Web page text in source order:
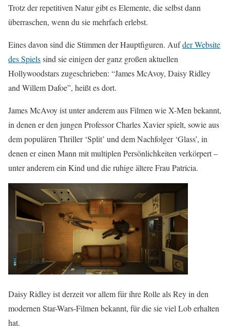
Trotz der repetitiven Natur gibt es Elemente, die selbst dann
überraschen, wenn du sie mehrfach erlebst.
Eines davon sind die Stimmen der Hauptfiguren. Aufder Website
des Spielssind sie einigen der ganz großen aktuellen
Hollywoodstars zugeschrieben: “James McAvoy, Daisy Ridley
and Willem Dafoe”, heißt es dort.
James McAvoy ist unter anderem aus Filmen wie X-Men bekannt,
in denen er den jungen Professor Charles Xavier spielt, sowie aus
dem populären Thriller ‘Split’ und dem Nachfolger ‘Glass’, in
denen er einen Mann mit multiplen Persönlichkeiten verkörpert –
unter anderem ein Kind und die ruhige ältere Frau Patricia.
Daisy Ridley ist derzeit vor allem für ihre Rolle als Rey in den
modernen Star-Wars-Filmen bekannt, für die sie viel Lob erhalten
hat.